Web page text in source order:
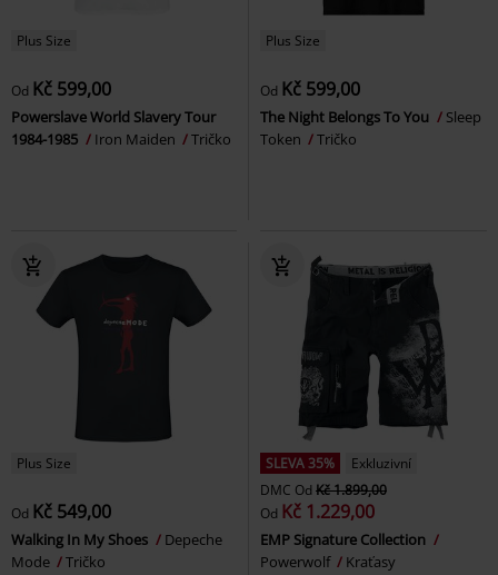
Plus Size
Od Kč 599,00
Powerslave World Slavery Tour
1984-1985
Iron Maiden Tričko
Plus Size
Od Kč 599,00
The Night Belongs To You
Sleep
Token
Tričko
Plus Size
Od Kč 549,00
Walking In My Shoes
Depeche
Mode
Tričko
SLEVA 35%
Exkluzivní
DMC Od Kč 1.899,00
Od Kč 1.229,00
EMP Signature Collection
Powerwolf
Kraťasy